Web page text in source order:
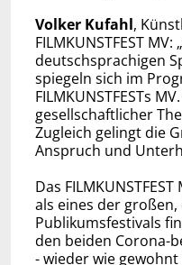
Volker Kufahl,
FILMKUNSTFEST
deutschsprachigen
spiegeln sich im
FILMKUNSTFESTs
gesellschaftlicher
Zugleich gelingt die
Anspruch und
Das
als eines der
Publikumsfestivals
den beiden Corona-
- wieder wie